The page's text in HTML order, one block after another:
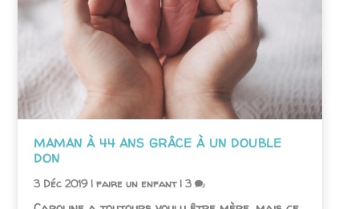
MAMAN À 44 ANS GRÂCE À UN DOUBLE
DON
3 Déc 2019|faire un enfant|3